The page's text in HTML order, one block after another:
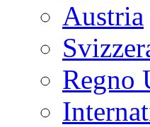
Austria
Regno